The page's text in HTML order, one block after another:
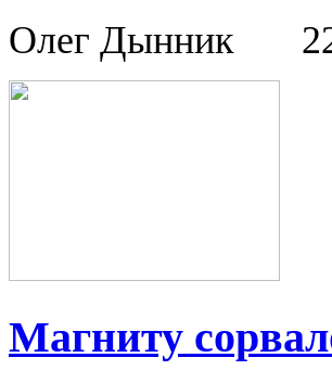
Олег Дынник
Магниту